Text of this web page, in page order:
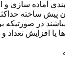
در
افزایش تعداد